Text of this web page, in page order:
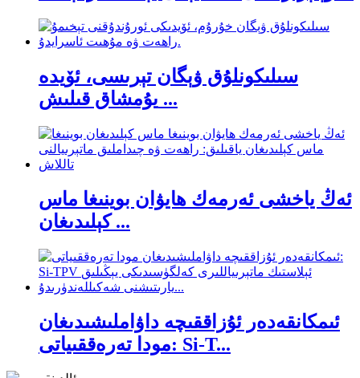
سىلىكونلۇق ۋېگان تېرىسى، ئۆيدە
يۇمشاق قىلىش ...
ئەڭ ياخشى ئەرمەك ھايۋان بوينىغا ماس
كېلىدىغان ...
ئىمكانقەدەر ئۇزاققىچە داۋاملىشىدىغان
مودا تەرەققىياتى: Si-T...